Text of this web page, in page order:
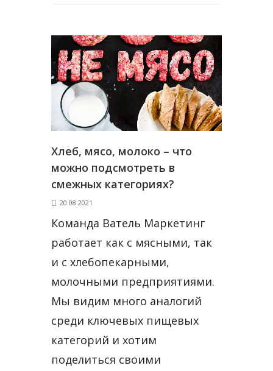
Хлеб, мясо, молоко – что
можно подсмотреть в
смежных категориях?
20.08.2021
Команда Ватель Маркетинг
работает как с мясными, так
и с хлебопекарными,
молочными предприятиями.
Мы видим много аналогий
среди ключевых пищевых
категорий и хотим
поделиться своими